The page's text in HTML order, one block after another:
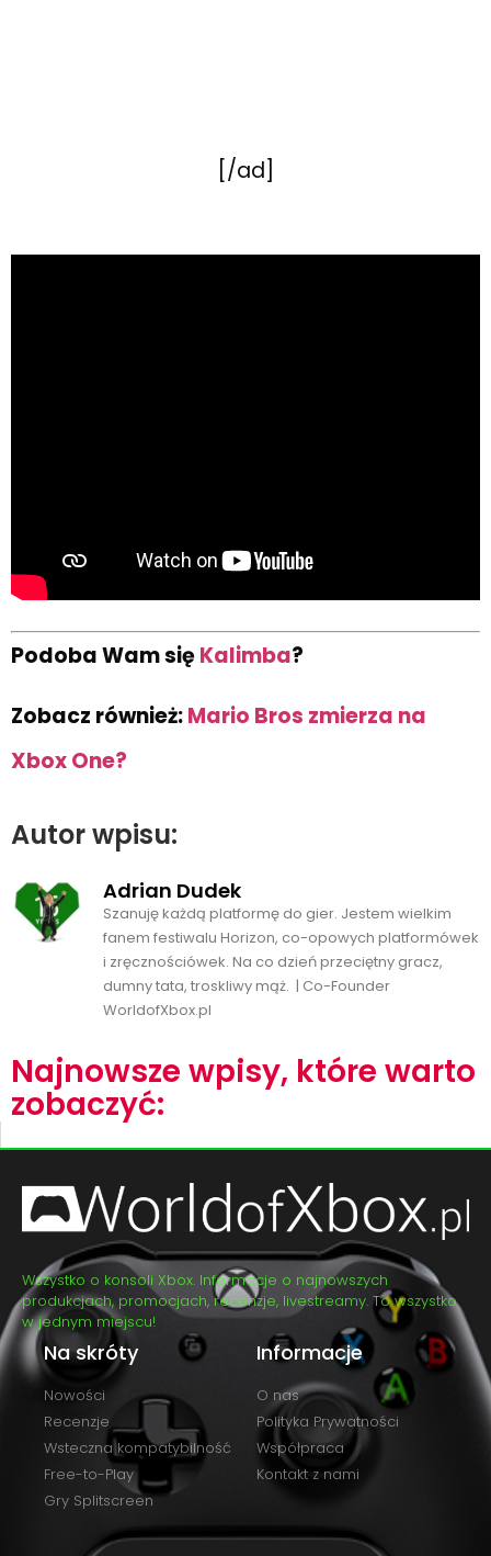
[/ad]
Podoba Wam sięKalimba?
Zobacz również:Mario Bros zmierza na
Xbox One?
Autor wpisu:
Adrian Dudek
Szanuję każdą platformę do gier. Jestem wielkim
fanem festiwalu Horizon, co-opowych platformówek
i zręcznościówek. Na co dzień przeciętny gracz,
dumny tata, troskliwy mąż. | Co-Founder
WorldofXbox.pl
Najnowsze wpisy, które warto
zobaczyć:
Wszystko o konsoli Xbox. Informacje o najnowszych
produkcjach, promocjach, recenzje, livestreamy. To wszystko
w jednym miejscu!
Na skróty
Nowości
Recenzje
Wsteczna kompatybilność
Free-to-Play
Gry Splitscreen
Informacje
O nas
Polityka Prywatności
Współpraca
Kontakt z nami